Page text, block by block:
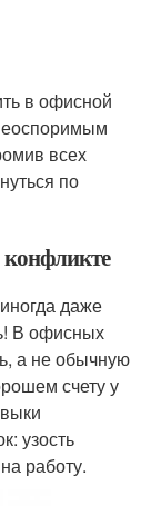
в офисной
всех
по
даже
В офисных
а не обычную
счету у
узость
работу.